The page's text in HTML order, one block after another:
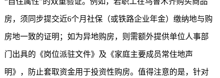
房，须同步提交近6个月社保（或铁路企业年金）缴纳地与购
房地一致的证明；如为异地购房，则需额外提供单位人事部
门出具的《岗位派驻文件》及《家庭主要成员常住地声
明》，防止套取资金用于投资性购房。值得注意的是，针对